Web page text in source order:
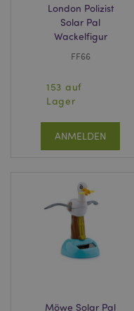
London Polizist
Solar Pal
Wackelfigur
FF66
153 auf
Lager
ANMELDEN
Möwe Solar Pal